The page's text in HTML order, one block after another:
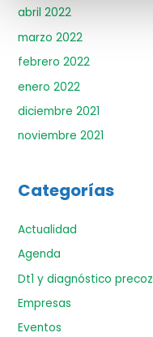
abril 2022
marzo 2022
febrero 2022
enero 2022
diciembre 2021
noviembre 2021
Categorías
Actualidad
Agenda
Dt1 y diagnóstico precoz
Empresas
Eventos